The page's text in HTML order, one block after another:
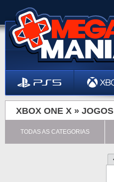
XBOX ONE X » JOGOS
TODAS AS CATEGORIAS